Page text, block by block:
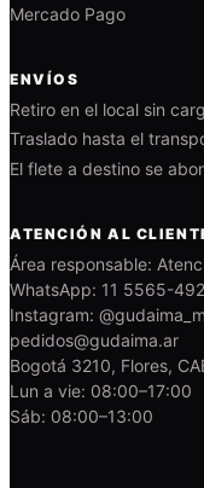
Mercado Pago
ENVÍOS
Retiro en el local sin
Traslado hasta el
El flete a destino se
ATENCIÓN AL
Área responsable:
WhatsApp: 11 5565-
Instagram:
pedidos@gudaima.ar
Bogotá 3210, Flores,
Lun a vie: 08:00–17:00
Sáb: 08:00–13:00